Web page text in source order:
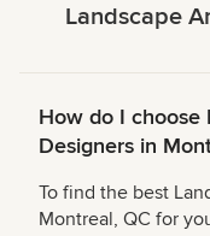
Landscape
How do I choose
Designers in
To find the best
Montreal, QC for